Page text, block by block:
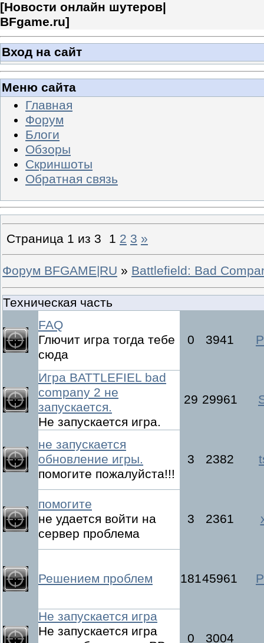
[Новости онлайн шутеров|
BFgame.ru]
Вход на сайт
Меню сайта
Главная
Форум
Блоги
Обзоры
Скриншоты
Обратная связь
Страница 1 из 3 1 2 3 »
Форум BFGAME|RU » Battlefield: Bad
Техническая часть
FAQ
Глючит игра тогда тебе
сюда
0 3941
Игра BATTLEFIEL bad
company 2 не
запускается.
Не запускается игра.
29 29961
не запускается
обновление игры.
помогите пожалуйста!!!
3 2382
помогите
не удается войти на
сервер проблема
3 2361
Решением проблем 18145961
Не запускается игра
Не запускается игра
0 3004